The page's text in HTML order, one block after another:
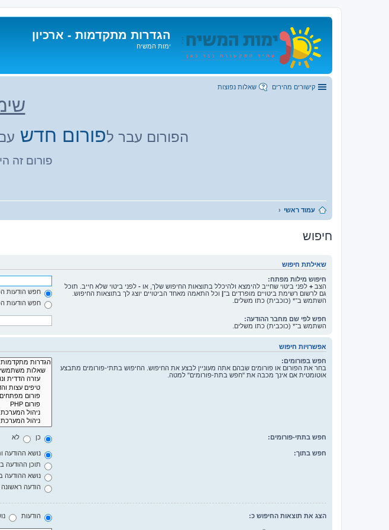
הגדרות מתקדמות - ארכיון
ימות המשיח
קישורים מהירים שאלות נפוצות
הפורום עבר לפורום חדש
פורום זה
עמוד ראשי
חיפוש
שאילתת חיפוש
חיפוש מילות מפתח:
הצב + לפני ביטוי שחייב להימצא ולהיכלל בתוצאות החיפוש שלך, או - לפני ביטוי שלא חייב. תוכל
גם לרשום רשימת ביטויים מופרדים ב־| וכל התאמה מאחד הביטויים יוצג לך בתוצאות החיפוש.
השתמש ב־* (כוכבית) כתו משלים.
חפש הודעות
חפש הודעות
חפש לפי שם מחבר ההודעה:
השתמש ב־* (כוכבית) כתו משלים.
אפשרויות חיפוש
חפש בפורומים:
בחר את הפורום או פורומים שבהם אתה מעוניין לבצע את החיפוש. החיפוש בתתי-פורומים מתבצע
אוטומטית אם אינך מכבה את "חפש בתת-פורומים" למטה.
חפש בתתי-פורומים: כן לא
חפש בתוך:
נושא ההודעה
תוכן ההודעה
נושא ההודעה
הודעה
הצג את תוצאות החיפוש כ: הודעות